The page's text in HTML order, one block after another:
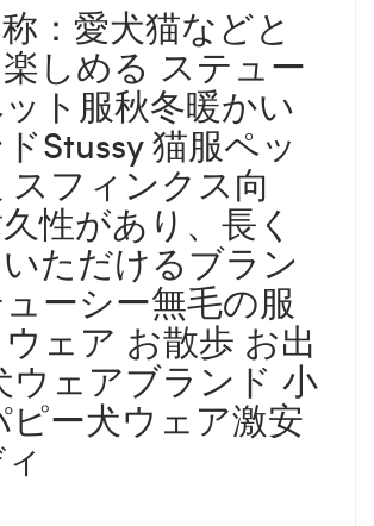
：愛犬猫などと
しめる ステュー
ト服秋冬暖かい
Stussy 猫服ペッ
スフィンクス向
性があり、長く
ただけるブラン
ーシー無毛の服
ェア お散歩 お出
ウェアブランド 小
ピー犬ウェア激安